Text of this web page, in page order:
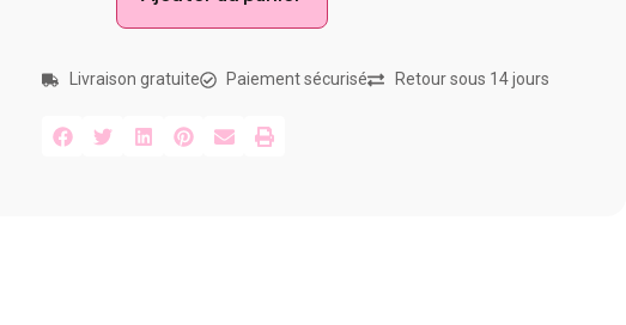
Livraison gratuite Paiement sécurisé Retour sous 14 jours